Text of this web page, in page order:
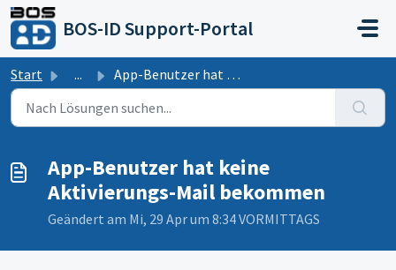
Zum hauptsächlichen Inhalt gehen
BOS-ID Support-Portal
Start ... App-Benutzer hat keine Aktivierungs-Mail bekommen
App-Benutzer hat keine
Aktivierungs-Mail bekommen
Geändert am Mi, 29 Apr um 8:34 VORMITTAGS